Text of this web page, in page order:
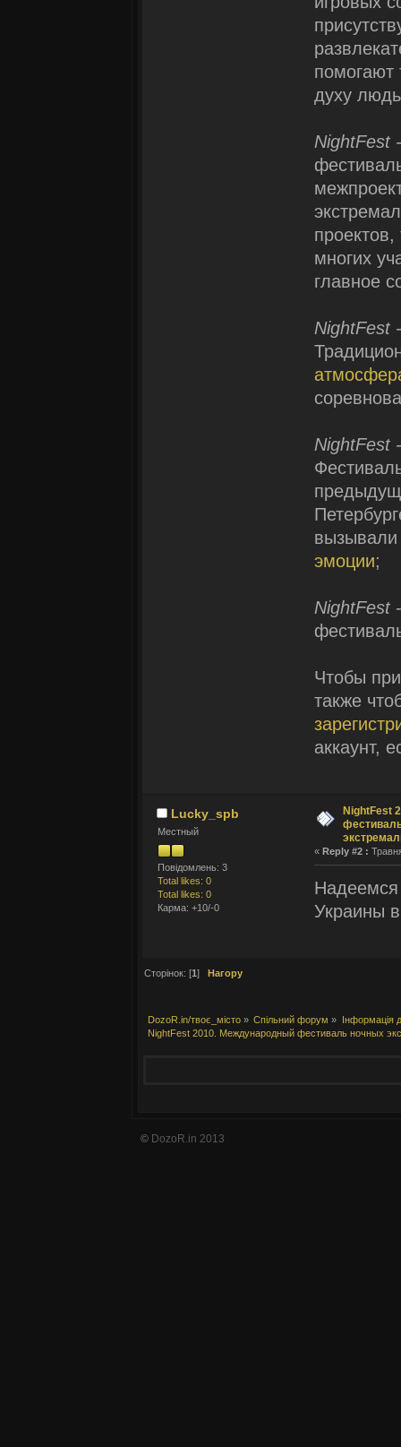
помогают
духу
многих
главное
вызывали
эмоции;
NightFest
Чтобы
также
аккаунт,
Lucky_spb
Местный
Повідомлень: 3
Total likes: 0
Total likes: 0
Карма: +10/-0
NightFest
« Reply #2 :
Надеемся
Украины
Сторінок: [1]Нагору
DozoR.in/твоє_місто » Спільний форум » Інформація
NightFest 2010. Международный фестиваль ночных
© DozoR.in 2013